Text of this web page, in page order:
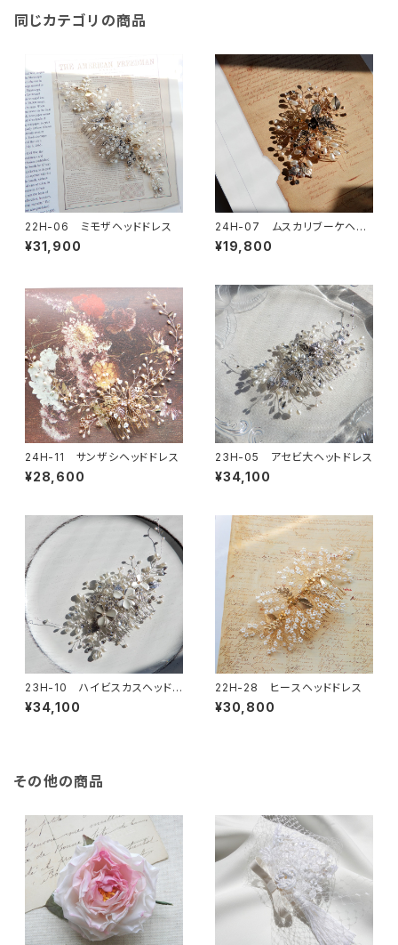
同じカテゴリの商品
22H-06 ミモザヘッドドレス
¥31,900
24H-07 ムスカリブーケヘッ
ドドレス
¥19,800
24H-11 サンザシヘッドドレス
¥28,600
23H-05 アセビ大ヘットドレス
¥34,100
23H-10 ハイビスカスヘッドド
レス
¥34,100
22H-28 ヒースヘッドドレス
¥30,800
その他の商品